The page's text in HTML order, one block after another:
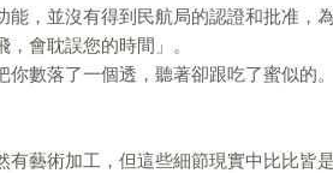
能，並沒有得到民航局的認證和批准，
會耽誤您的時間」。
數落了一個透，聽著卻跟吃了蜜似的
藝術加工，但這些細節現實中比比皆是